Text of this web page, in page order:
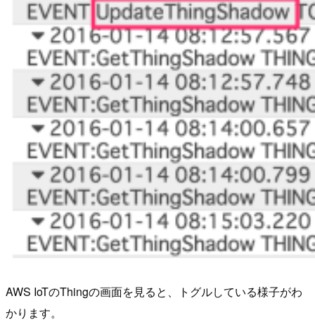
AWS IoTのThingの画面を見ると、トグルしている様子がわ
かります。